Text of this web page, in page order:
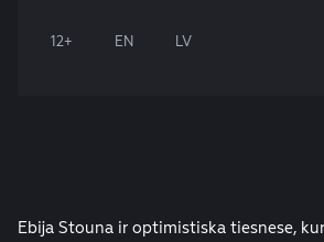
12+ EN LV
Ebija Stouna ir optimistiska tiesnese,